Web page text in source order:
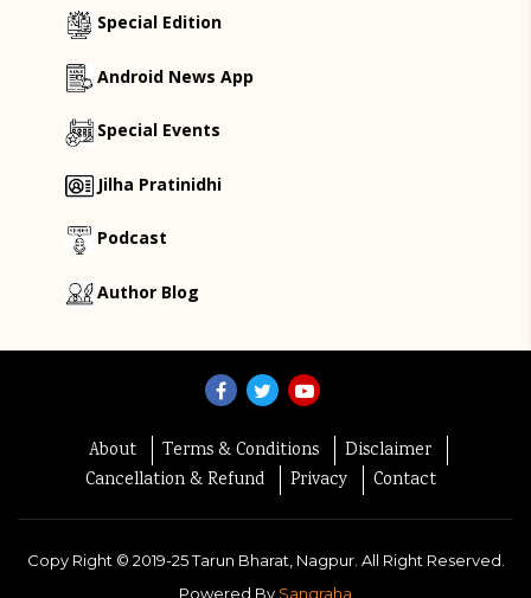
Special Edition
Android News App
Special Events
Jilha Pratinidhi
Podcast
Author Blog
About Terms & Conditions
Disclaimer
Cancellation & Refund
Privacy Contact
Copy Right © 2019-25Tarun Bharat, Nagpur. All Right Reserved.
Powered By Sangraha